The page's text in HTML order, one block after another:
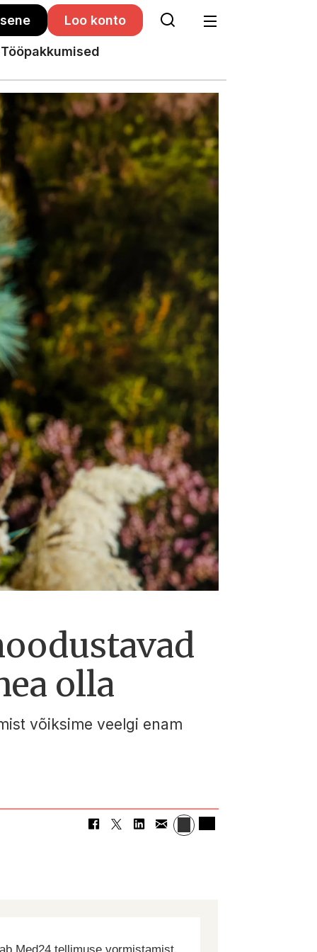
Loo konto
Tööpakkumised
olla
võiksime veelgi enam